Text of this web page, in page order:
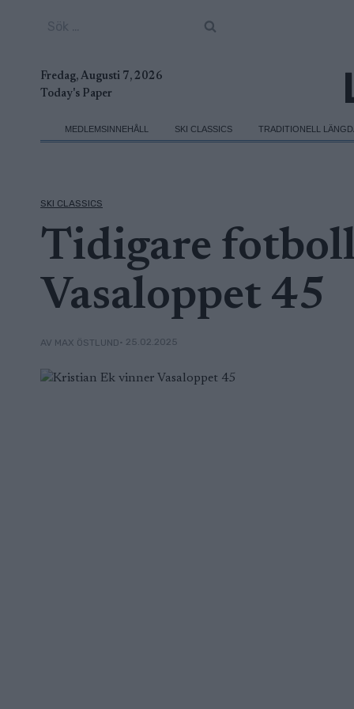
Fredag, Augusti 7, 2026
Today's Paper
MEDLEMSINNEHÅLL SKI CLASSICS TRADITIONELL
SKI CLASSICS
Tidigare
Vasaloppet 45
AV MAX ÖSTLUND• 25.02.2025